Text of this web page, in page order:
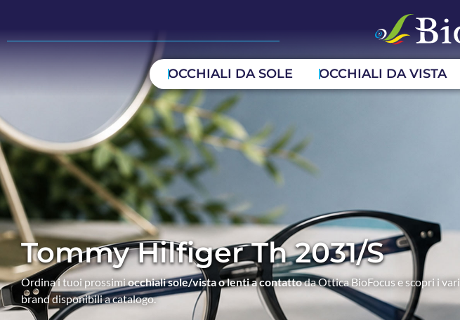
OCCHIALI DA SOLE OCCHIALI DA VISTA
Tommy Hilfiger Th 2031/S
Ordina i tuoi prossimiocchiali sole/vista o lenti a contattoda Ottica BioFocus e scopri i vari
brand disponibili a catalogo.